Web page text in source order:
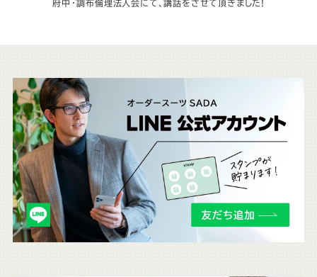
府中・調布倫理法人会にて、講話をさせて頂きました!
こ
ち
ら
も
チ
ェ